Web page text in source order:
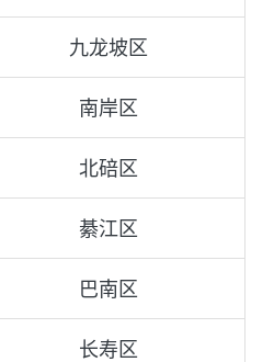
九龙坡区
南岸区
北碚区
綦江区
巴南区
长寿区